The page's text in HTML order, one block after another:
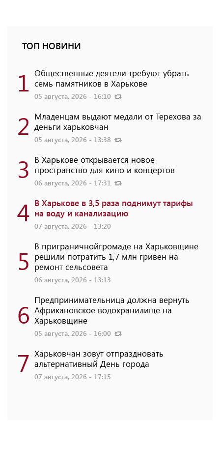
ТОП НОВИНИ
1 Общественные деятели требуют убрать
семь памятников в Харькове
05 августа, 2026 - 16:10
2 Младенцам выдают медали от Терехова за
деньги харьковчан
05 августа, 2026 - 13:38
3 В Харькове открывается новое
пространство для кино и концертов
06 августа, 2026 - 17:31
4 В Харькове в 3,5 раза поднимут тарифы
на воду и канализацию
07 августа, 2026 - 13:20
5 В приграничнойгромаде на Харьковщине
решили потратить 1,7 млн ​​гривен на
ремонт сельсовета
06 августа, 2026 - 13:13
6 Предпринимательница должна вернуть
Африкановское водохранилище на
Харьковщине
05 августа, 2026 - 16:00
7 Харьковчан зовут отпраздновать
альтернативный День города
07 августа, 2026 - 17:15